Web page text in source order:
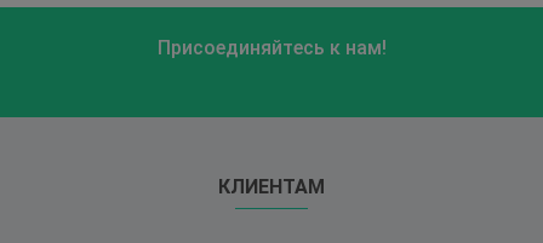
Присоединяйтесь к нам!
КЛИЕНТАМ